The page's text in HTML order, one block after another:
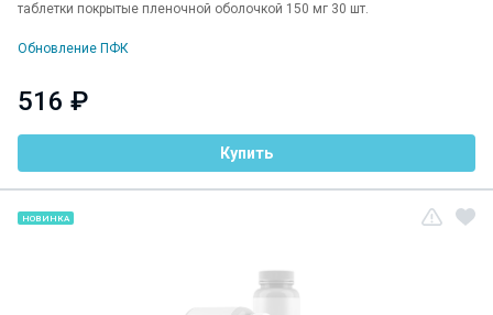
таблетки покрытые пленочной оболочкой 150 мг 30 шт.
Обновление ПФК
516 ₽
Купить
НОВИНКА